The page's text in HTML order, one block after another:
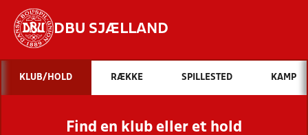
DBU SJÆLLAND
Hvad vil du søge efter?
INDHOLD OG NYHEDER
STILLINGER, RESULTATER, KLUBBER OG
KLUB/HOLD RÆKKE SPILLESTED KAMP
Find en klub eller et hold